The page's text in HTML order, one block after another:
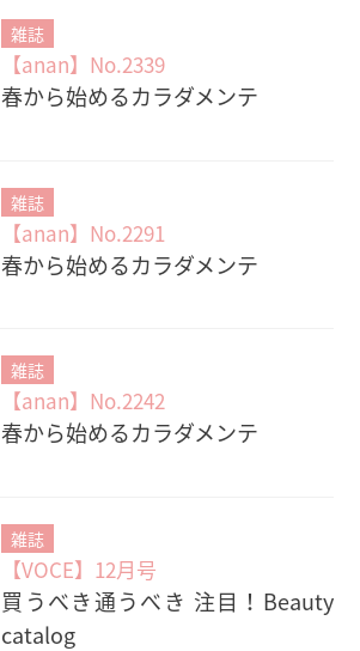
雑誌
【anan】No.2339
春から始めるカラダメンテ
雑誌
【anan】No.2291
春から始めるカラダメンテ
雑誌
【anan】No.2242
春から始めるカラダメンテ
雑誌
【VOCE】12月号
買うべき通うべき 注目！Beauty
catalog